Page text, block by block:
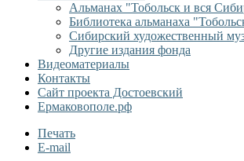
Альманах "Тобольск и вся
Библиотека альманаха
Сибирский художественный
Другие издания фонда
Видеоматериалы
Контакты
Сайт проекта Достоевский
Ермаковополе.рф
Печать
E-mail